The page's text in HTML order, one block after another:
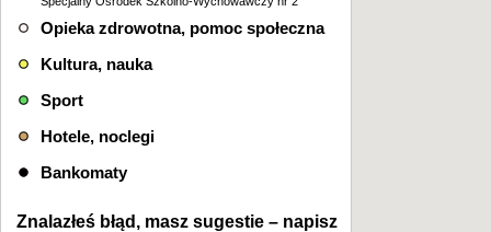
Opieka zdrowotna, pomoc społeczna
Kultura, nauka
Sport
Hotele, noclegi
Bankomaty
Znalazłeś błąd, masz sugestie – napisz